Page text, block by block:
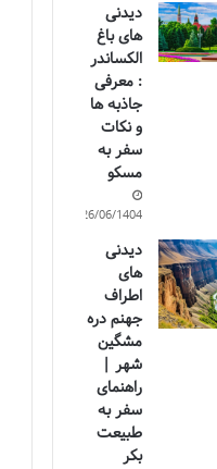
دیدنی
های باغ
الکساندر
: معرفی
جاذبه ها
و نکات
سفر به
مسکو
26/06/1404
دیدنی
های
اطراف
جهنم دره
مشگین
شهر |
راهنمای
سفر به
طبیعت
بکر